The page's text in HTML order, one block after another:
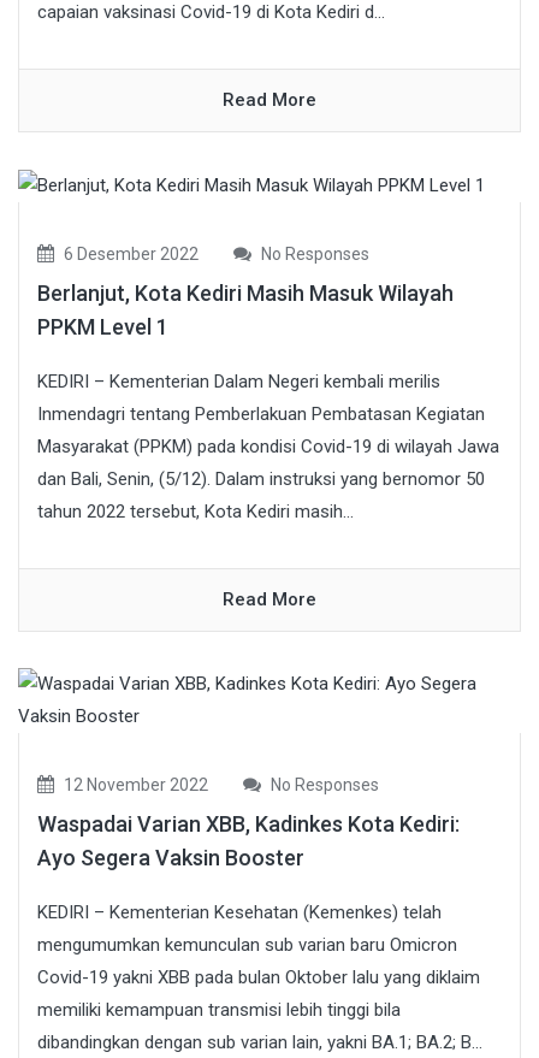
capaian vaksinasi Covid-19 di Kota Kediri d...
Read More
6 Desember 2022 No Responses
Berlanjut, Kota Kediri Masih Masuk Wilayah
PPKM Level 1
KEDIRI – Kementerian Dalam Negeri kembali merilis
Inmendagri tentang Pemberlakuan Pembatasan Kegiatan
Masyarakat (PPKM) pada kondisi Covid-19 di wilayah Jawa
dan Bali, Senin, (5/12). Dalam instruksi yang bernomor 50
tahun 2022 tersebut, Kota Kediri masih...
Read More
12 November 2022 No Responses
Waspadai Varian XBB, Kadinkes Kota Kediri:
Ayo Segera Vaksin Booster
KEDIRI – Kementerian Kesehatan (Kemenkes) telah
mengumumkan kemunculan sub varian baru Omicron
Covid-19 yakni XBB pada bulan Oktober lalu yang diklaim
memiliki kemampuan transmisi lebih tinggi bila
dibandingkan dengan sub varian lain, yakni BA.1; BA.2; B...